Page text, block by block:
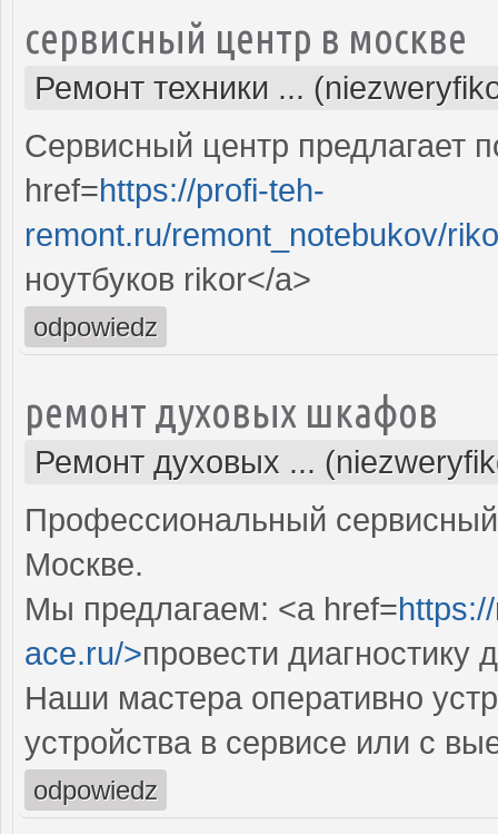
сервисный центр в москве
Ремонт техники ...
Сервисный центр предлагает
href=https://profi-teh-
remont.ru/remont_notebukov/
ноутбуков rikor</a>
odpowiedz
ремонт духовых шкафов
Ремонт духовых ...
Профессиональный
Москве.
Мы предлагаем: <a href=
ace.ru/>провести диагностику
Наши мастера оперативно
устройства в сервисе или с
odpowiedz